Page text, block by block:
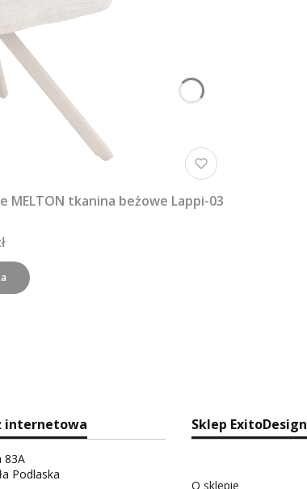
MELTON tkanina beżowe Lappi-03
internetowa
83A
Podlaska
Sklep ExitoDesign
O sklepie